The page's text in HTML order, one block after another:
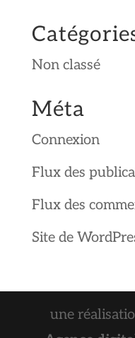
Non classé
Méta
Connexion
Flux des
Flux des
Site de
une